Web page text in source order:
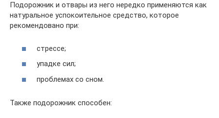
Подорожник и отвары из него нередко применяются как
натуральное успокоительное средство, которое
рекомендовано при:
стрессе;
упадке сил;
проблемах со сном.
Также подорожник способен: